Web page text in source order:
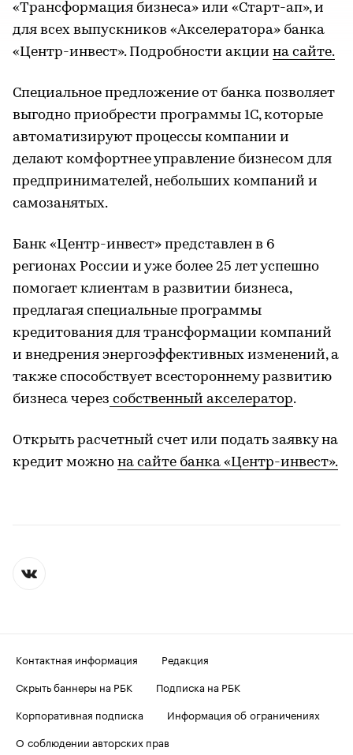
«Трансформация бизнеса» или «Старт-ап», и
для всех выпускников «Акселератора» банка
«Центр-инвест». Подробности акции на сайте.
Специальное предложение от банка позволяет
выгодно приобрести программы 1С, которые
автоматизируют процессы компании и
делают комфортнее управление бизнесом для
предпринимателей, небольших компаний и
самозанятых.
Банк «Центр-инвест» представлен в 6
регионах России и уже более 25 лет успешно
помогает клиентам в развитии бизнеса,
предлагая специальные программы
кредитования для трансформации компаний
и внедрения энергоэффективных изменений, а
также способствует всестороннему развитию
бизнеса через собственный акселератор.
Открыть расчетный счет или подать заявку на
кредит можно на сайте банка «Центр-инвест».
Контактная информация
Редакция
Скрыть баннеры на РБК
Подписка на РБК
Корпоративная подписка
Информация об ограничениях
О соблюдении авторских прав